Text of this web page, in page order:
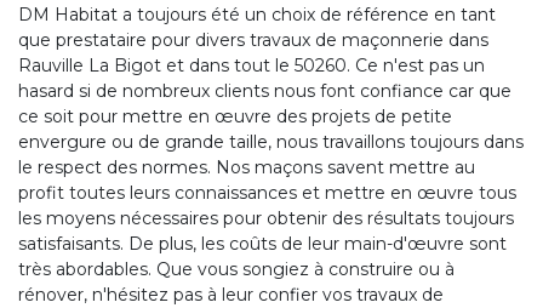
DM Habitat a toujours été un choix de référence en tant
que prestataire pour divers travaux de maçonnerie dans
Rauville La Bigot et dans tout le 50260. Ce n'est pas un
hasard si de nombreux clients nous font confiance car que
ce soit pour mettre en œuvre des projets de petite
envergure ou de grande taille, nous travaillons toujours dans
le respect des normes. Nos maçons savent mettre au
profit toutes leurs connaissances et mettre en œuvre tous
les moyens nécessaires pour obtenir des résultats toujours
satisfaisants. De plus, les coûts de leur main-d'œuvre sont
très abordables. Que vous songiez à construire ou à
rénover, n'hésitez pas à leur confier vos travaux de